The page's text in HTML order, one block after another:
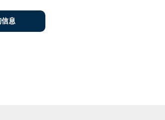
信息